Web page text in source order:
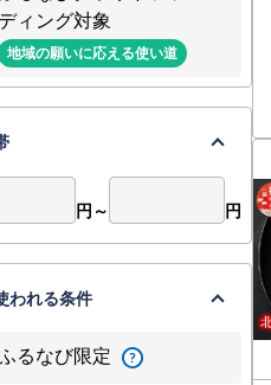
ディング対象
地域の願いに応える使い道
円～ 円
われる条件
るなび限定